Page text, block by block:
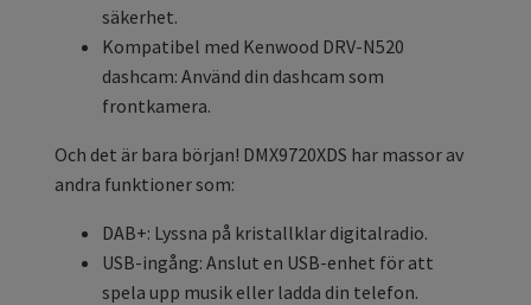
säkerhet.
Kompatibel med Kenwood DRV-N520
dashcam: Använd din dashcam som
frontkamera.
Och det är bara början! DMX9720XDS har massor av
andra funktioner som:
DAB+: Lyssna på kristallklar digitalradio.
USB-ingång: Anslut en USB-enhet för att
spela upp musik eller ladda din telefon.